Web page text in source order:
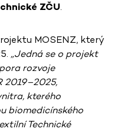
ZČU.
MOSENZ, který
„Jedná se o projekt
rozvoje
2019–2025,
kterého
biomedicínského
Technické